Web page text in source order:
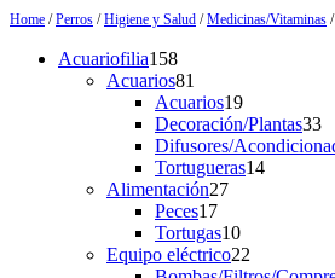
Home /Perros /Higiene y Salud /Medicinas/Vitaminas
Acuariofilia158158
products
Acuarios81
products
Acuarios1919
products
Decoración/Plantas3333
Difusores/
Tortugueras1414
Alimentación2727
Peces1717
products
Tortugas1010
products
Equipo eléctrico22